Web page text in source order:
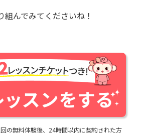
んでみてくださいね！
の無料体験後、24時間以内に契約された方